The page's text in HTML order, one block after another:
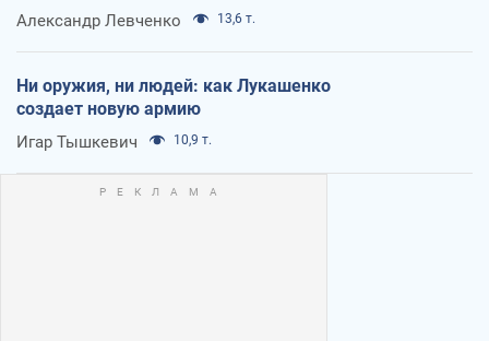
Александр Левченко 13,6 т.
Ни оружия, ни людей: как Лукашенко
создает новую армию
Игар Тышкевич 10,9 т.